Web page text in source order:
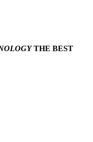
THE BEST